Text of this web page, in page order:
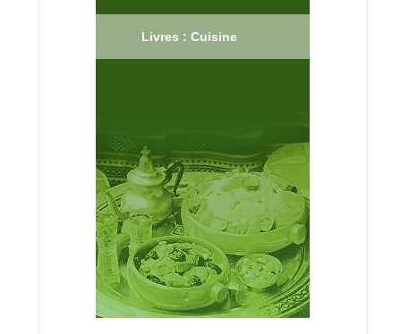
Livres : Cuisine